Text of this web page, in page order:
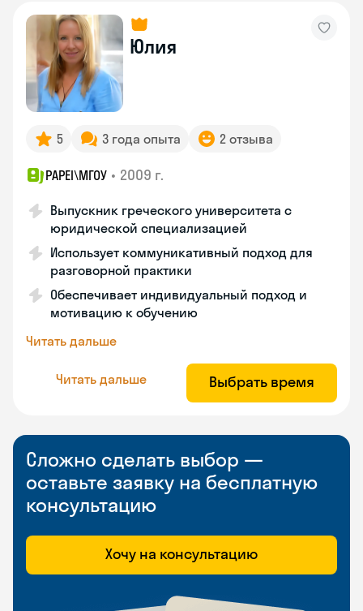
Юлия
5 3 года опыта 2 отзыва
PAPEI\MГОУ • 2009 г.
Выпускник греческого университета с
юридической специализацией
Использует коммуникативный подход для
разговорной практики
Обеспечивает индивидуальный подход и
мотивацию к обучению
Читать дальше
Читать дальше Выбрать время
Сложно сделать выбор —
оставьте заявку на бесплатную
консультацию
Хочу на консультацию